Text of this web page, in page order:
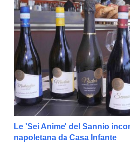
Le 'Sei Anime' del Sannio
napoletana da Casa Infante